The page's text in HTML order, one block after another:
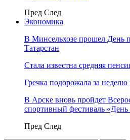
Пред След
Экономика
В Минсельхозе прошел День
Татарстан
Стала известна средняя
Гречка подорожала за неделю
В Арске вновь пройдет
спортивный фестиваль «День
Пред След